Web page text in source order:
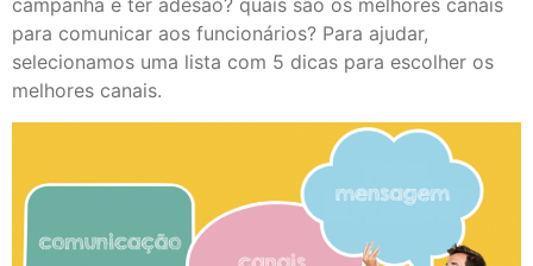
campanha e ter adesão? quais são os melhores canais
para comunicar aos funcionários? Para ajudar,
selecionamos uma lista com 5 dicas para escolher os
melhores canais.